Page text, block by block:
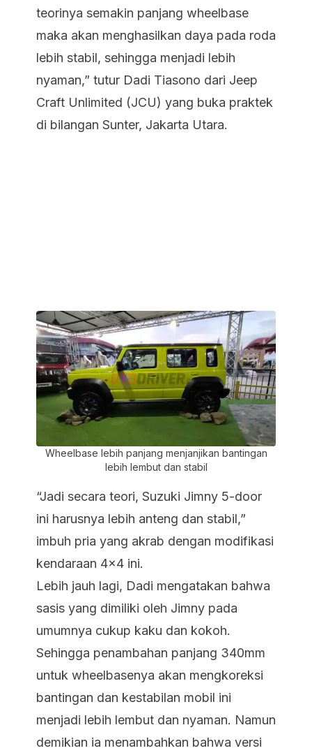
teorinya semakin panjang wheelbase
maka akan menghasilkan daya pada roda
lebih stabil, sehingga menjadi lebih
nyaman,” tutur Dadi Tiasono dari Jeep
Craft Unlimited (JCU) yang buka praktek
di bilangan Sunter, Jakarta Utara.
Wheelbase lebih panjang menjanjikan bantingan
lebih lembut dan stabil
“Jadi secara teori, Suzuki Jimny 5-door
ini harusnya lebih anteng dan stabil,”
imbuh pria yang akrab dengan modifikasi
kendaraan 4x4 ini.
Lebih jauh lagi, Dadi mengatakan bahwa
sasis yang dimiliki oleh Jimny pada
umumnya cukup kaku dan kokoh.
Sehingga penambahan panjang 340mm
untuk wheelbasenya akan mengkoreksi
bantingan dan kestabilan mobil ini
menjadi lebih lembut dan nyaman. Namun
demikian ia menambahkan bahwa versi